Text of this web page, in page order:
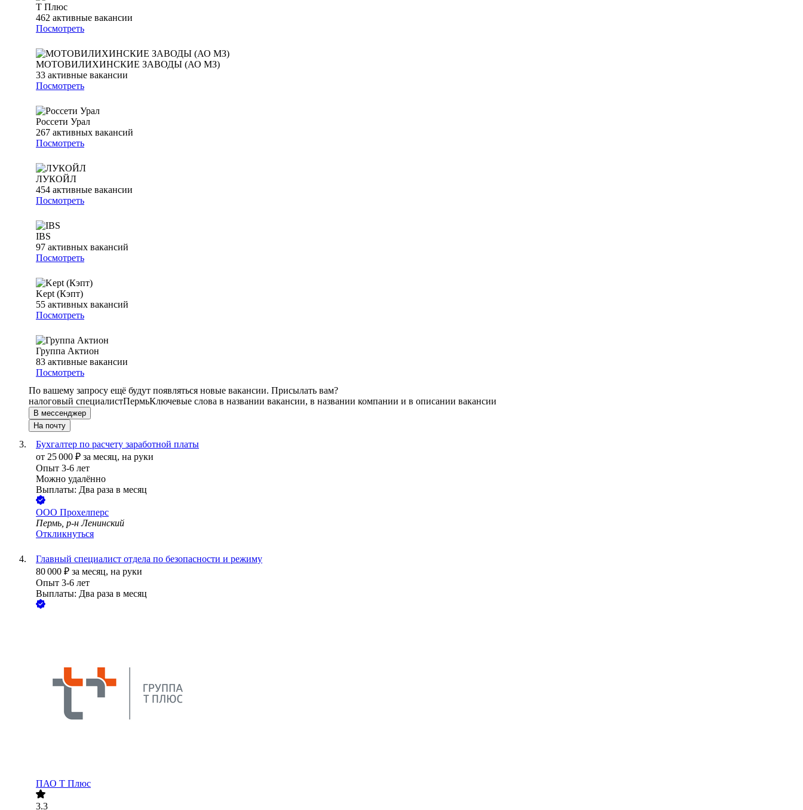
Т Плюс
462 активные вакансии
Посмотреть
МОТОВИЛИХИНСКИЕ ЗАВОДЫ (АО МЗ)
33 активные вакансии
Посмотреть
Россети Урал
267 активных вакансий
Посмотреть
ЛУКОЙЛ
454 активные вакансии
Посмотреть
IBS
97 активных вакансий
Посмотреть
Kept (Кэпт)
55 активных вакансий
Посмотреть
Группа Актион
83 активные вакансии
Посмотреть
По вашему запросу ещё будут появляться новые вакансии. Присылать вам?
налоговый специалистПермьКлючевые слова в названии вакансии, в названии компании и в описании вакансии
В мессенджер
На почту
Бухгалтер по расчету заработной платы
от 25 000 ₽ за месяц, на руки
Опыт 3-6 лет
Можно удалённо
Выплаты: Два раза в месяц
ООО Прохелперс
Пермь, р-н Ленинский
Откликнуться
Главный специалист отдела по безопасности и режиму
80 000 ₽ за месяц, на руки
Опыт 3-6 лет
Выплаты: Два раза в месяц
ПАО Т Плюс
3.3